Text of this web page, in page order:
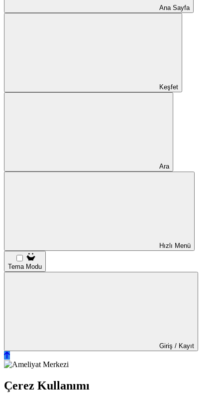
Ana Sayfa
Keşfet
Ara
Hızlı Menü
Tema Modu
Giriş / Kayıt
Çerez Kullanımı